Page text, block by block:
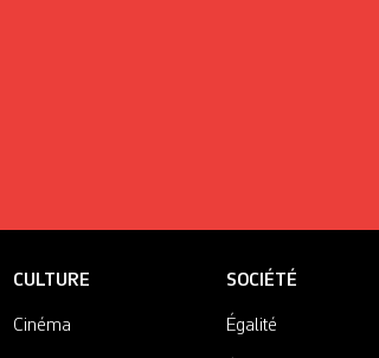
CULTURE
Cinéma
SOCIÉTÉ
Égalité